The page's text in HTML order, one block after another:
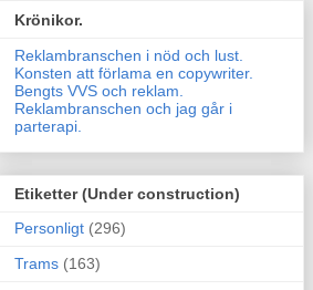
Krönikor.
Reklambranschen i nöd och lust.
Konsten att förlama en copywriter.
Bengts VVS och reklam.
Reklambranschen och jag går i
parterapi.
Etiketter (Under construction)
Personligt (296)
Trams (163)